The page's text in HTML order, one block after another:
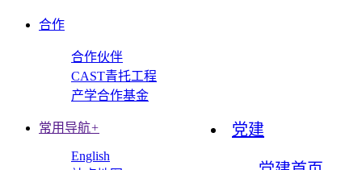
合作
合作伙伴
CAST青托工程
产学合作基金
党建
常用导航+
English